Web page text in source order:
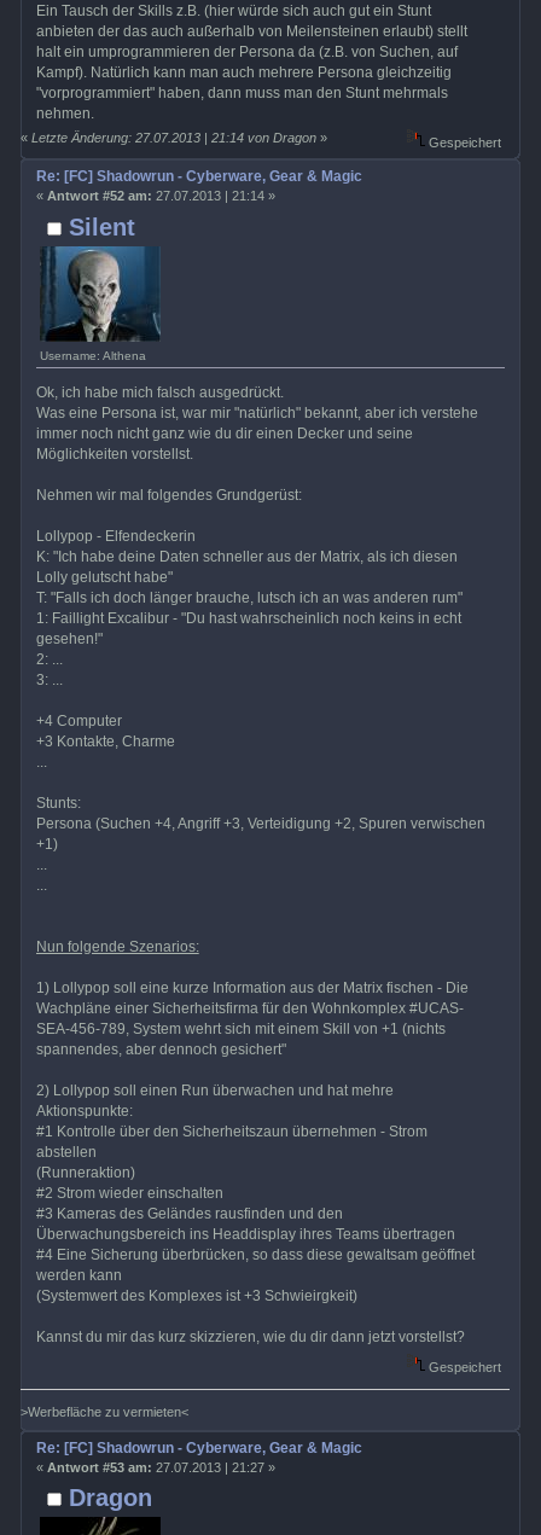
Ein Tausch der Skills z.B. (hier würde sich auch gut ein Stunt
anbieten der das auch außerhalb von Meilensteinen erlaubt) stellt
halt ein umprogrammieren der Persona da (z.B. von Suchen, auf
Kampf). Natürlich kann man auch mehrere Persona gleichzeitig
"vorprogrammiert" haben, dann muss man den Stunt mehrmals
nehmen.
«Letzte Änderung: 27.07.2013 | 21:14 von Dragon » Gespeichert
Silent
Username: Althena
Re: [FC] Shadowrun - Cyberware, Gear & Magic
« Antwort #52 am: 27.07.2013 | 21:14 »
Ok, ich habe mich falsch ausgedrückt.
Was eine Persona ist, war mir "natürlich" bekannt, aber ich verstehe
immer noch nicht ganz wie du dir einen Decker und seine
Möglichkeiten vorstellst.
Nehmen wir mal folgendes Grundgerüst:
Lollypop - Elfendeckerin
K: "Ich habe deine Daten schneller aus der Matrix, als ich diesen
Lolly gelutscht habe"
T: "Falls ich doch länger brauche, lutsch ich an was anderen rum"
1: Faillight Excalibur - "Du hast wahrscheinlich noch keins in echt
gesehen!"
2: ...
3: ...
+4 Computer
+3 Kontakte, Charme
...
Stunts:
Persona (Suchen +4, Angriff +3, Verteidigung +2, Spuren verwischen
+1)
...
...
Nun folgende Szenarios:
1) Lollypop soll eine kurze Information aus der Matrix fischen - Die
Wachpläne einer Sicherheitsfirma für den Wohnkomplex #UCAS-
SEA-456-789, System wehrt sich mit einem Skill von +1 (nichts
spannendes, aber dennoch gesichert"
2) Lollypop soll einen Run überwachen und hat mehre
Aktionspunkte:
#1 Kontrolle über den Sicherheitszaun übernehmen - Strom
abstellen
(Runneraktion)
#2 Strom wieder einschalten
#3 Kameras des Geländes rausfinden und den
Überwachungsbereich ins Headdisplay ihres Teams übertragen
#4 Eine Sicherung überbrücken, so dass diese gewaltsam geöffnet
werden kann
(Systemwert des Komplexes ist +3 Schwieirgkeit)
Kannst du mir das kurz skizzieren, wie du dir dann jetzt vorstellst?
Gespeichert
>Werbefläche zu vermieten<
Dragon
Re: [FC] Shadowrun - Cyberware, Gear & Magic
« Antwort #53 am: 27.07.2013 | 21:27 »